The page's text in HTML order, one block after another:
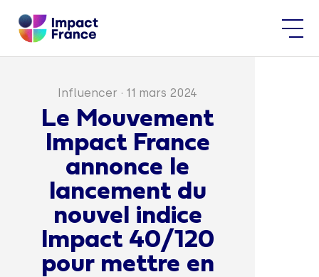
Influencer · 11 mars 2024
Le Mouvement
Impact France
annonce le
lancement du
nouvel indice
Impact 40/120
pour mettre en